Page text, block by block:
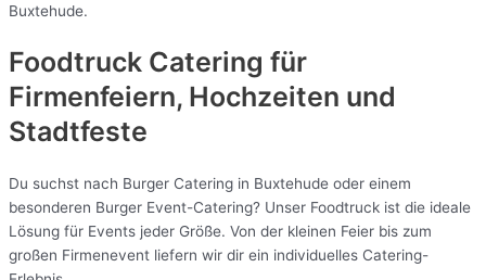
Buxtehude.
Foodtruck Catering für
Firmenfeiern, Hochzeiten und
Stadtfeste
Du suchst nach Burger Catering in Buxtehude oder einem
besonderen Burger Event-Catering? Unser Foodtruck ist die ideale
Lösung für Events jeder Größe. Von der kleinen Feier bis zum
großen Firmenevent liefern wir dir ein individuelles Catering-